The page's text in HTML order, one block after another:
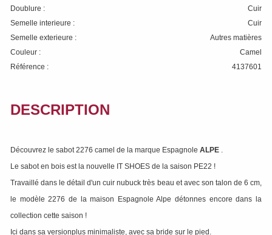
Doublure :
Cuir
Semelle interieure :
Cuir
Semelle exterieure :
Autres matières
Couleur :
Camel
Référence :
4137601
DESCRIPTION
Découvrez le sabot 2276 camel de la marque Espagnole ALPE .
Le sabot en bois est la nouvelle IT SHOES de la saison PE22 !
Travaillé dans le détail d'un cuir nubuck très beau et avec son talon de 6 cm,
le modèle 2276 de la maison Espagnole Alpe détonnes encore dans la
collection cette saison !
Ici dans sa versionplus minimaliste, avec sa bride sur le pied.